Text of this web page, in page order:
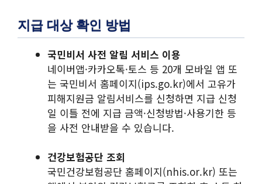
지급 대상 확인 방법
국민비서 사전 알림 서비스 이용
네이버앱·카카오톡·토스 등 20개 모바일 앱 또
는 국민비서 홈페이지(ips.go.kr)에서 고유가
피해지원금 알림서비스를 신청하면 지급 신청
일 이틀 전에 지급 금액·신청방법·사용기한 등
을 사전 안내받을 수 있습니다.
건강보험공단 조회
국민건강보험공단 홈페이지(nhis.or.kr) 또는